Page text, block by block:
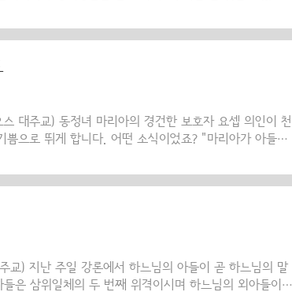
다. 이렇게 성찬예배에서 주님을 참된 빛으로 부르는 것
음의 시작 부분에서 모든 인간을 비추는 이 빛이 무엇인지
하여금 자기 증언을 듣고 믿게 하려..
대주교) 동정녀 마리아의 경건한 보호자 요셉 의인이 천
쁨으로 뛰게 합니다. 어떤 소식이었죠? "마리아가 아들을
히브리어를 그리스어로 표기한 것으로 '구원자'라는 뜻입
윗의 고을에 나셨다. 그분은 바로 주님이신 그리스도이
서 오직 한 분이신 우리의 ..
교) 지난 주일 강론에서 하느님의 아들이 곧 하느님의 말
은 삼위일체의 두 번째 위격이시며 하느님의 외아들이십